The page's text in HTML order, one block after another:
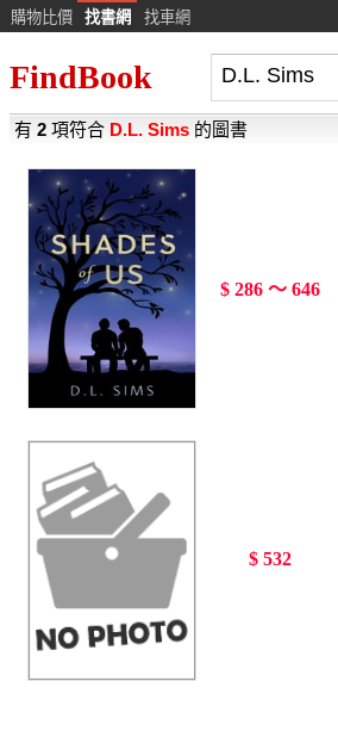
購物比價 找書網 找車網
FindBook
有 2 項符合 D.L. Sims 的圖書
$ 286 ～ 646
$ 532